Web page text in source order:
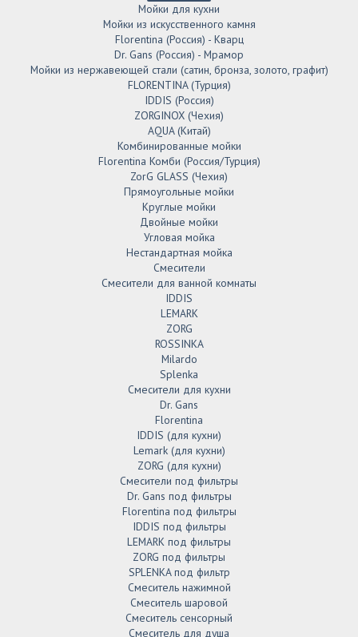
Мойки для кухни
Мойки из искусственного камня
Florentina (Россия) - Кварц
Dr. Gans (Россия) - Мрамор
Мойки из нержавеющей стали (сатин, бронза, золото, графит)
FLORENTINA (Турция)
IDDIS (Россия)
ZORGINOX (Чехия)
AQUA (Китай)
Комбинированные мойки
Florentina Комби (Россия/Турция)
ZorG GLASS (Чехия)
Прямоугольные мойки
Круглые мойки
Двойные мойки
Угловая мойка
Нестандартная мойка
Смесители
Смесители для ванной комнаты
IDDIS
LEMARK
ZORG
ROSSINKA
Milardo
Splenka
Смесители для кухни
Dr. Gans
Florentina
IDDIS (для кухни)
Lemark (для кухни)
ZORG (для кухни)
Смесители под фильтры
Dr. Gans под фильтры
Florentina под фильтры
IDDIS под фильтры
LEMARK под фильтры
ZORG под фильтры
SPLENKA под фильтр
Смеситель нажимной
Смеситель шаровой
Смеситель сенсорный
Смеситель для душа